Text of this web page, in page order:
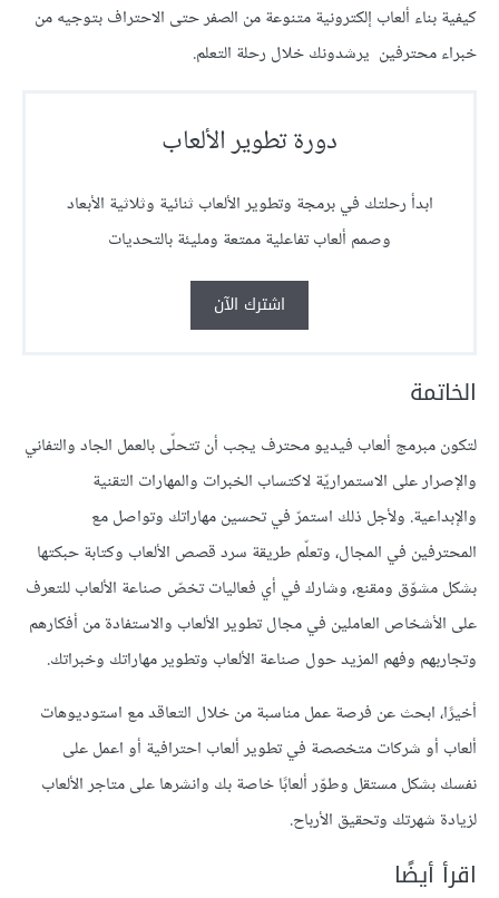
كيفية بناء ألعاب إلكترونية متنوعة من الصفر حتى الاحتراف بتوجيه من
خبراء محترفين يرشدونك خلال رحلة التعلم.
دورة تطوير الألعاب
ابدأ رحلتك في برمجة وتطوير الألعاب ثنائية وثلاثية الأبعاد
وصمم ألعاب تفاعلية ممتعة ومليئة بالتحديات
اشترك الآن
الخاتمة
لتكون مبرمج ألعاب فيديو محترف يجب أن تتحلّى بالعمل الجاد والتفاني
والإصرار على الاستمراريّة لاكتساب الخبرات والمهارات التقنية
والإبداعية. ولأجل ذلك استمرّ في تحسين مهاراتك وتواصل مع
المحترفين في المجال، وتعلّم طريقة سرد قصص الألعاب وكتابة حبكتها
بشكل مشوّق ومقنع، وشارك في أي فعاليات تخصّ صناعة الألعاب للتعرف
على الأشخاص العاملين في مجال تطوير الألعاب والاستفادة من أفكارهم
وتجاربهم وفهم المزيد حول صناعة الألعاب وتطوير مهاراتك وخبراتك.
أخيرًا، ابحث عن فرصة عمل مناسبة من خلال التعاقد مع استوديوهات
ألعاب أو شركات متخصصة في تطوير ألعاب احترافية أو اعمل على
نفسك بشكل مستقل وطوّر ألعابًا خاصة بك وانشرها على متاجر الألعاب
لزيادة شهرتك وتحقيق الأرباح.
اقرأ أيضًا